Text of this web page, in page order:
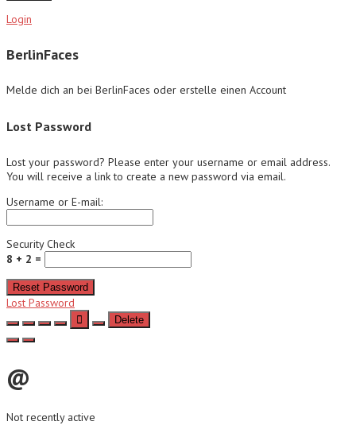
Login
BerlinFaces
Melde dich an bei BerlinFaces oder erstelle einen Account
Lost Password
Lost your password? Please enter your username or email address.
You will receive a link to create a new password via email.
Username or E-mail:
Security Check
8 + 2 =
Reset Password
Lost Password
Delete
@
Not recently active